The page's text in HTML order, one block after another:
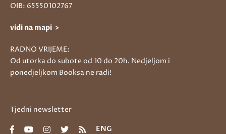
OIB: 65550102767
vidi na mapi >
RADNO VRIJEME:
Od utorka do subote od 10 do 20h. Nedjeljom i
ponedjeljkom Booksa ne radi!
Tjedni newsletter
ENG